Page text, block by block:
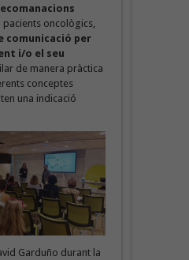
pacients oncològics,
comunicació per
i/o el seu
de manera pràctica
conceptes
una indicació
Garduño durant la